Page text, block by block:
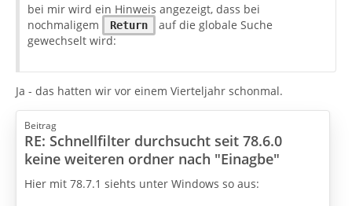
bei mir wird ein Hinweis angezeigt, dass bei
nochmaligem
Return
auf die globale Suche
gewechselt wird:
Ja - das hatten wir vor einem Vierteljahr schonmal.
Beitrag
RE: Schnellfilter durchsucht seit 78.6.0
keine weiteren ordner nach "Einagbe"
Hier mit 78.7.1 siehts unter Windows so aus: